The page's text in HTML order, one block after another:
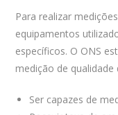
Para realizar
equipamentos
específicos. O ONS
medição de qualidade
Ser capazes de